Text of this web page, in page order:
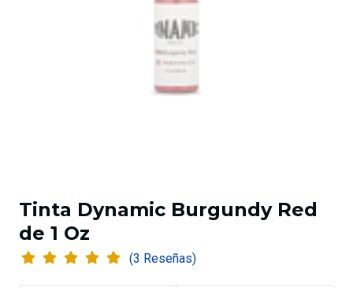
Tinta Dynamic Burgundy Red
de 1 Oz
(3 Reseñas)